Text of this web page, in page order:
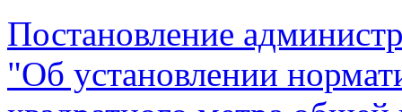
Постановление
"Об установлении